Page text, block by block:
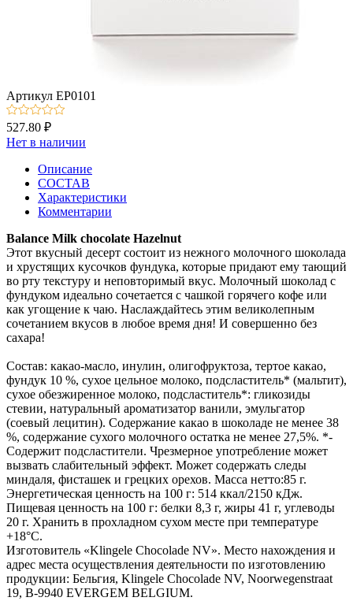
Артикул EP0101
527.80 ₽
Нет в наличии
Описание
СОСТАВ
Характеристики
Комментарии
Balance Milk chocolate Hazelnut
Этот вкусный десерт состоит из нежного молочного шоколада
и хрустящих кусочков фундука, которые придают ему тающий
во рту текстуру и неповторимый вкус. Молочный шоколад с
фундуком идеально сочетается с чашкой горячего кофе или
как угощение к чаю. Наслаждайтесь этим великолепным
сочетанием вкусов в любое время дня! И совершенно без
сахара!
Состав: какао-масло, инулин, олигофруктоза, тертое какао,
фундук 10 %, сухое цельное молоко, подсластитель* (мальтит),
сухое обезжиренное молоко, подсластитель*: гликозиды
стевии, натуральный ароматизатор ванили, эмульгатор
(соевый лецитин). Содержание какао в шоколаде не менее 38
%, содержание сухого молочного остатка не менее 27,5%. *-
Содержит подсластители. Чрезмерное употребление может
вызвать слабительный эффект. Может содержать следы
миндаля, фисташек и грецких орехов. Масса нетто:85 г.
Энергетическая ценность на 100 г: 514 ккал/2150 кДж.
Пищевая ценность на 100 г: белки 8,3 г, жиры 41 г, углеводы
20 г. Хранить в прохладном сухом месте при температуре
+18°С.
Изготовитель «Klingele Chocolade NV». Место нахождения и
адрес места осуществления деятельности по изготовлению
продукции: Бельгия, Klingele Chocolade NV, Noorwegenstraat
19, В-9940 EVERGEM BELGIUM.